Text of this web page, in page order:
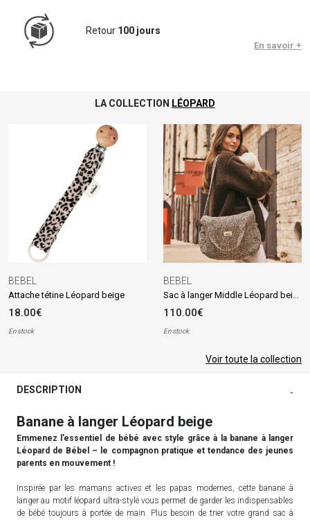
Retour 100 jours
En savoir +
LA COLLECTION LÉOPARD
BEBEL
Attache tétine Léopard beige
18.00€
En stock
BEBEL
Sac à langer Middle Léopard beige
110.00€
En stock
Voir toute la collection
DESCRIPTION -
Banane à langer Léopard beige
Emmenez l’essentiel de bébé avec style grâce à la banane à langer
Léopard de Bébel – le compagnon pratique et tendance des jeunes
parents en mouvement !
Inspirée par les mamans actives et les papas modernes, cette banane à
langer au motif léopard ultra-stylé vous permet de garder les indispensables
de bébé toujours à portée de main. Plus besoin de trier votre grand sac à